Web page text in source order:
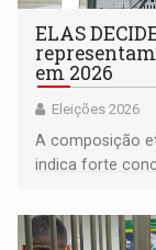
ELAS
em 2026
Eleições 2026
A composição
indica forte